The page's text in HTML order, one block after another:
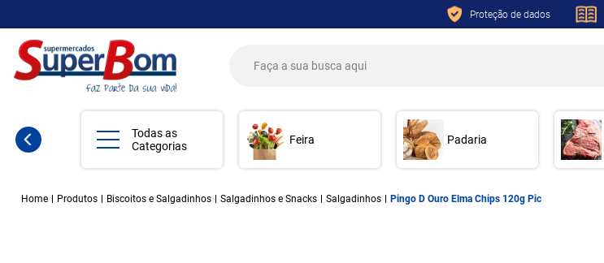
Proteção de dados
Todas as
Categorias
Feira Padaria
Home Produtos Biscoitos e Salgadinhos Salgadinhos e Snacks Salgadinhos Pingo D Ouro Elma Chips 120g Pic